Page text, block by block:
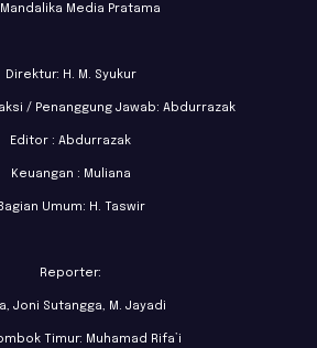
Mandalika Media Pratama
Direktur: H. M. Syukur
/ Penanggung Jawab: Abdurrazak
Editor : Abdurrazak
Keuangan : Muliana
Bagian Umum: H. Taswir
Reporter:
Joni Sutangga, M. Jayadi
Timur: Muhamad Rifa’i